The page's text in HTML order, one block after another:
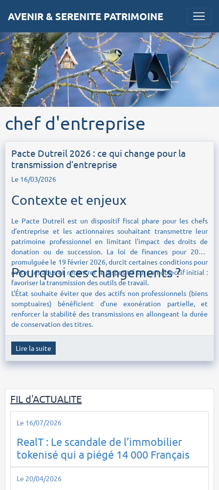
AVENIR & SERENITE PATRIMOINE
chef d'entreprise
Pacte Dutreil 2026 : ce qui change pour la
transmission d’entreprise
Le 16/03/2026
Contexte et enjeux
Le Pacte Dutreil est un dispositif fiscal phare pour les chefs
d’entreprise et les actionnaires souhaitant transmettre leur
patrimoine professionnel en limitant l’impact des droits de
donation ou de succession. La loi de finances pour 2026,
promulguée le 19 février 2026, durcit certaines conditions pour
éviter les abus et recentrer le dispositif sur son objectif initial :
favoriser la transmission des outils de travail.
Pourquoi ces changements ?
L’État souhaite éviter que des actifs non professionnels (biens
somptuaires) bénéficient d’une exonération partielle, et
renforcer la stabilité des transmissions en allongeant la durée
de conservation des titres.
Lire la suite
FIL d'ACTUALITE
Le 16/07/2026
RealT : Le scandale de l’immobilier
tokenisé qui a piégé 14 000 Français
Le 20/04/2026